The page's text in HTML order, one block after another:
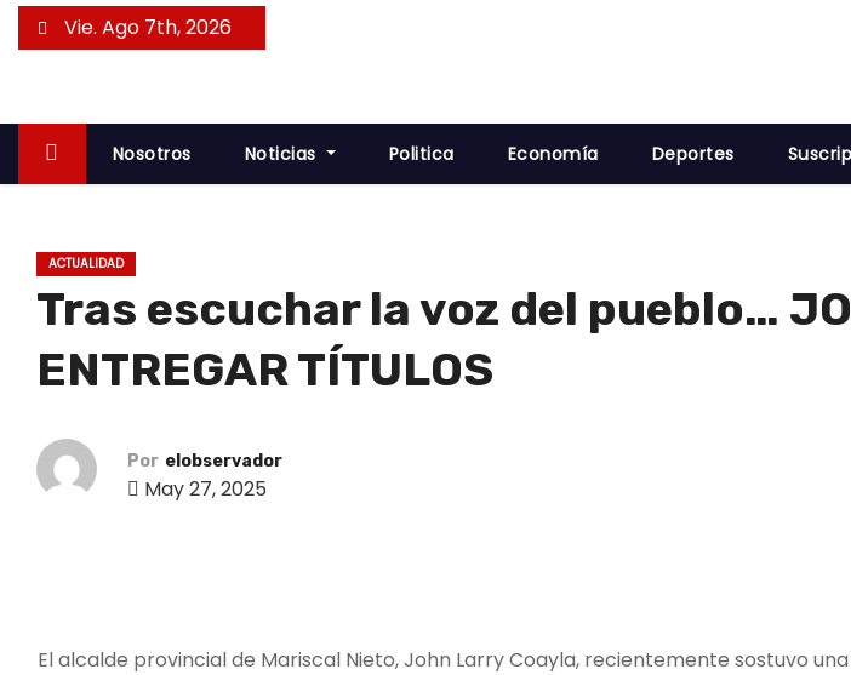
t
r
Vie. Ago 7th, 2026
Nosotros Noticias Politica Economía Deportes
ACTUALIDAD
Tras escuchar la voz del pueblo…
ENTREGAR TÍTULOS
Por elobservador
May 27, 2025
El alcalde provincial de Mariscal Nieto, John Larry Coayla, recientemente sostuvo